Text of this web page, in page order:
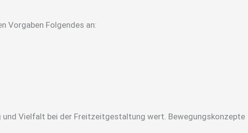
Vorgaben Folgendes an:
Vielfalt bei der Freitzeitgestaltung wert. Bewegungskonzepte